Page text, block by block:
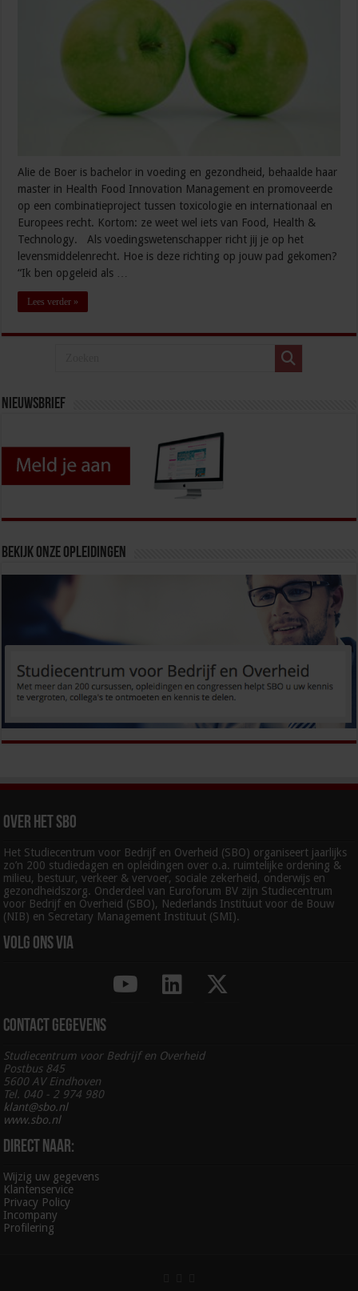
Alie de Boer is bachelor in voeding en gezondheid, behaalde haar
master in Health Food Innovation Management en promoveerde
op een combinatieproject tussen toxicologie en internationaal en
Europees recht. Kortom: ze weet wel iets van Food, Health &
Technology. Als voedingswetenschapper richt jij je op het
levensmiddelenrecht. Hoe is deze richting op jouw pad gekomen?
“Ik ben opgeleid als …
Lees verder »
Nieuwsbrief
Bekijk onze opleidingen
Over het SBO
Het Studiecentrum voor Bedrijf en Overheid (SBO) organiseert jaarlijks
zo’n 200 studiedagen en opleidingen over o.a. ruimtelijke ordening &
milieu, bestuur, verkeer & vervoer, sociale zekerheid, onderwijs en
gezondheidszorg. Onderdeel van Euroforum BV zijn Studiecentrum
voor Bedrijf en Overheid (SBO), Nederlands Instituut voor de Bouw
(NIB) en Secretary Management Instituut (SMI).
Volg ons via
Contact gegevens
Studiecentrum voor Bedrijf en Overheid
Postbus 845
5600 AV Eindhoven
Tel. 040 - 2 974 980
klant@sbo.nl
www.sbo.nl
Direct naar:
Wijzig uw gegevens
Klantenservice
Privacy Policy
Incompany
Profilering